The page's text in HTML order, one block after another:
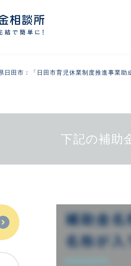
日田市：「日田市育児休業制度推進事業助
下記の補助